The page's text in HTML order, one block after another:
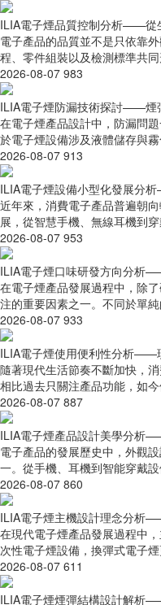
ILIA電子煙品質控制分析——從
電子產品的品質並不是只依靠外觀
程、零件組裝以及檢測標準共同
2026-08-07 983
ILIA電子煙防漏技術探討——煙
在電子煙產品設計中，防漏問
於電子煙設備涉及液體儲存與霧
2026-08-07 913
ILIA電子煙設備小型化發展分
近年來，消費電子產品普遍朝
展，從智慧手機、無線耳機
2026-08-07 953
ILIA電子煙口味研發方向分析
在電子煙產品發展過程中，除了
注的重要因素之一。不同於單純
2026-08-07 933
ILIA電子煙使用便利性分析——
隨著現代生活節奏不斷加快，
相比過去只關注產品功能，如
2026-08-07 887
ILIA電子煙產品設計美學分析
電子產品的發展歷史中，外觀
一。從手機、耳機到智能穿戴
2026-08-07 860
ILIA電子煙主機設計理念分析
在現代電子煙產品發展過程中
次性電子煙設備，換彈式電
2026-08-07 611
ILIA電子煙煙彈結構設計解析